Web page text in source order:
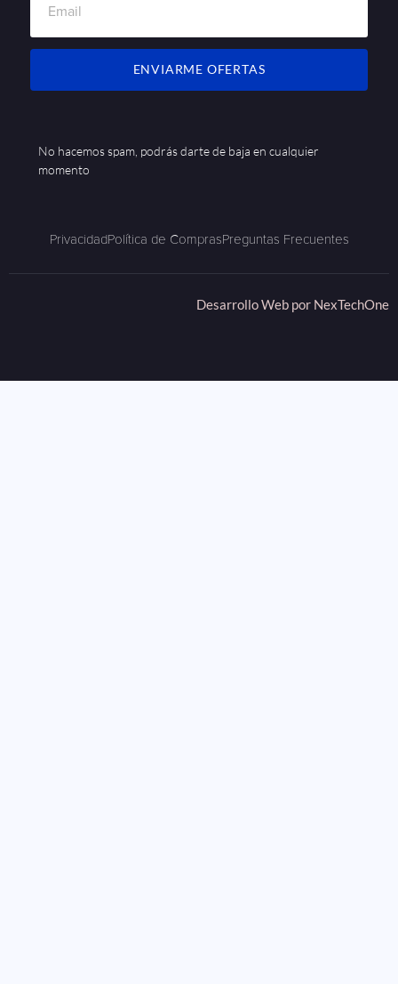
ENVIARME OFERTAS
No hacemos spam, podrás darte de baja en cualquier
momento
PrivacidadPolítica de ComprasPreguntas Frecuentes
Desarrollo Web por NexTechOne